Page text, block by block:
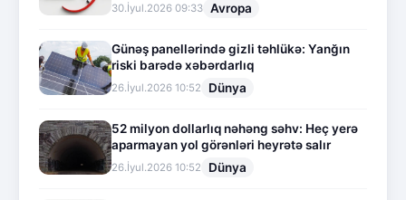
30.İyul.2026 09:33 Avropa
Günəş panellərində gizli təhlükə: Yanğın
riski barədə xəbərdarlıq
26.İyul.2026 10:52 Dünya
52 milyon dollarlıq nəhəng səhv: Heç yerə
aparmayan yol görənləri heyrətə salır
26.İyul.2026 10:52 Dünya